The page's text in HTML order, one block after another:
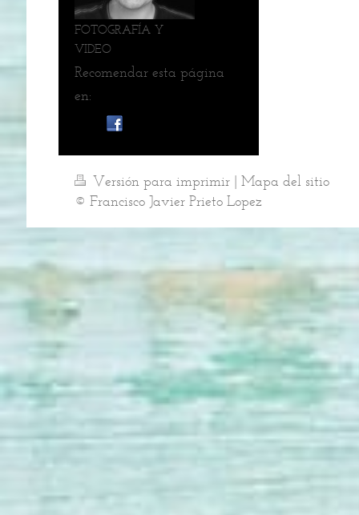
FOTOGRAFÍA Y
VIDEO
Recomendar esta página
en:
Versión para imprimir | Mapa del sitio
© Francisco Javier Prieto Lopez